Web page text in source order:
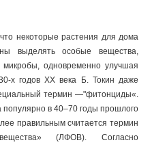
некоторые растения для дома
выделять особые вещества,
одновременно улучшая
х годов ХХ века Б. Токин даже
термин —"фитонциды«.
в 40–70 годы прошлого
правильным считается термин
(ЛФОВ). Согласно